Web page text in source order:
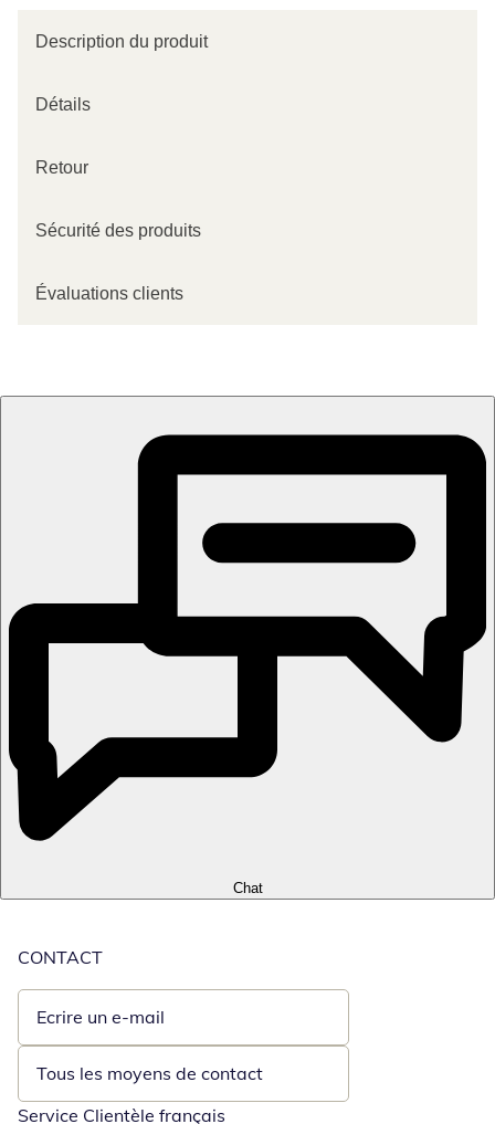
Description du produit
Détails
Retour
Sécurité des produits
Évaluations clients
Chat
CONTACT
Ecrire un e-mail
Ouvre un client de messagerie
Tous les moyens de contact
Service Clientèle français